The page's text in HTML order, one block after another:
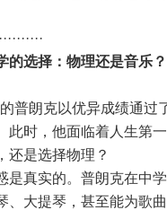
的选择：物理还是音乐？
普朗克以优异成绩通过
此时，他面临着人生第
还是选择物理？
是真实的。普朗克在中
、大提琴，甚至能为歌